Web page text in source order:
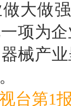
大做
项为
械产
台第1